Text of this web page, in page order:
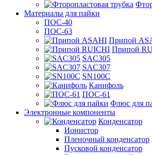
Материалы для пайки
ПОС-40
ПОС-63
Припой
Припой
SAC305
SAC307
SN100C
Канифоль
ПОС-61
Флюс для
Электронные компоненты
Конденсатор
Ионистор
Пленочный конденсатор
Пусковой конденсатор